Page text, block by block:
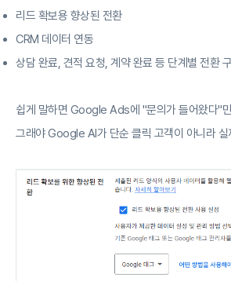
리드 확보용 향상된 전환
CRM 데이터 연동
상담 완료, 견적 요청, 계약 완료 등 단계별 전환
쉽게 말하면 Google Ads에 "문의가 들어왔다"
그래야 Google AI가 단순 클릭 고객이 아니라